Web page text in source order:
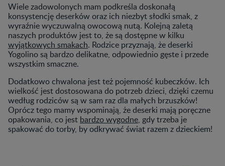
Wiele zadowolonych mam podkreśla doskonałą
konsystencję deserków oraz ich niezbyt słodki smak, z
wyraźnie wyczuwalną owocową nutą. Kolejną zaletą
naszych produktów jest to, że są dostępne w kilku
wyjątkowych smakach. Rodzice przyznają, że deserki
Yogolino są bardzo delikatne, odpowiednio gęste i przede
wszystkim smaczne.
Dodatkowo chwalona jest też pojemność kubeczków. Ich
wielkość jest dostosowana do potrzeb dzieci, dzięki czemu
według rodziców są w sam raz dla małych brzuszków!
Oprócz tego mamy wspominają, że deserki mają poręczne
opakowania, co jest bardzo wygodne, gdy trzeba je
spakować do torby, by odkrywać świat razem z dzieckiem!